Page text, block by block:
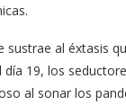
sustrae al éxtasis
19, los
al sonar los